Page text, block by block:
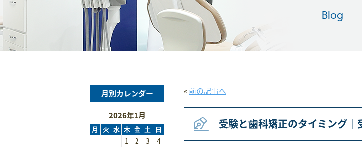
Blog
«前の記事へ
受験と歯科矯正のタイミング｜
月別カレンダー
2026年1月
月 火 水 木 金 土 日
1 2 3
4